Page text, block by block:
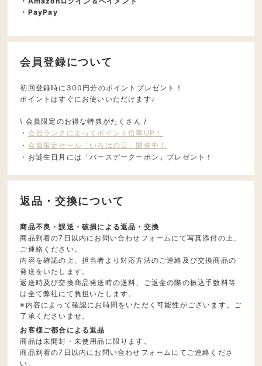
・PayPay
会員登録について
初回登録時に300円分のポイントプレゼント！
ポイントはすぐにお使いいただけます♩
\ 会員限定のお得な特典がたくさん /
・ 会員ランクによってポイント倍率UP！
・ 会員限定セール「いろはの日」開催中！
・お誕生日月には「バースデークーポン」プレゼント！
返品・交換について
商品不良・誤送・破損による返品・交換
商品到着の7日以内にお問い合わせフォームにて写真添付の上、
ご連絡ください。
内容を確認の上、担当者より対応方法のご連絡及び交換商品の
発送をいたします。
返送時及び交換商品発送時の送料、ご返金の際の振込手数料等
は全て弊社にて負担いたします。
※内容によって確認にお時間をいただく可能性がございます。ご
了承くださいませ。
お客様ご都合による返品
商品は未開封・未使用品に限ります。
商品到着の7日以内にお問い合わせフォームにてご連絡くださ
い。